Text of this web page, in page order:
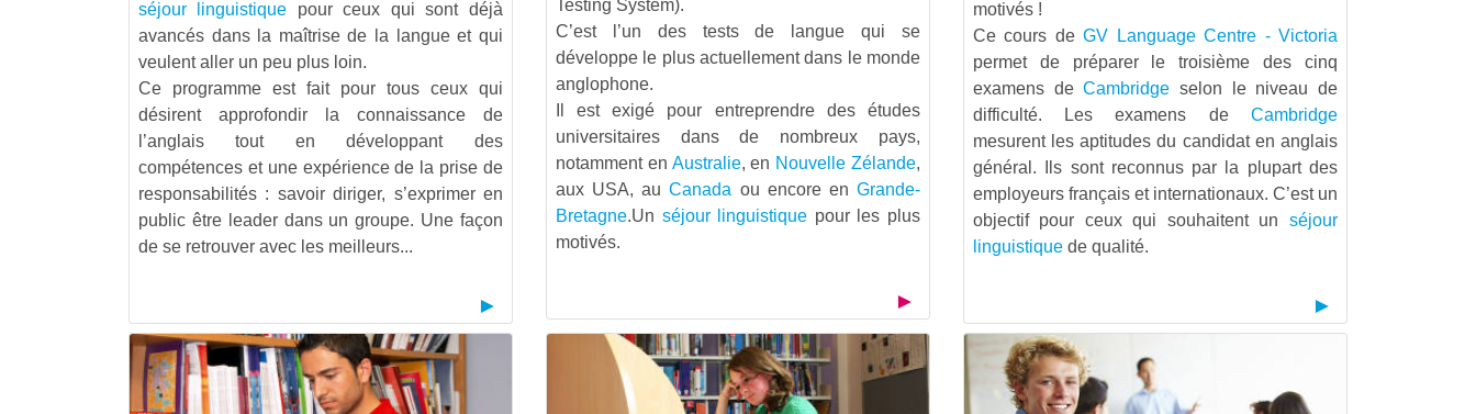
séjour linguistique pour ceux qui sont déjà
avancés dans la maîtrise de la langue et qui
veulent aller un peu plus loin.
Ce programme est fait pour tous ceux qui
désirent approfondir la connaissance de
l’anglais tout en développant des
compétences et une expérience de la prise de
responsabilités : savoir diriger, s’exprimer en
public être leader dans un groupe. Une façon
de se retrouver avec les meilleurs...
Testing System).
C’est l’un des tests de langue qui se
développe le plus actuellement dans le monde
anglophone.
Il est exigé pour entreprendre des études
universitaires dans de nombreux pays,
notamment en Australie, en Nouvelle Zélande,
aux USA, auCanada ou encore en Grande-
Bretagne.Un séjour linguistique pour les plus
motivés.
motivés !
Ce cours deGV Language Centre - Victoria
permet de préparer le troisième des cinq
examens deCambridge selon le niveau de
difficulté. Les examens de Cambridge
mesurent les aptitudes du candidat en anglais
général. Ils sont reconnus par la plupart des
employeurs français et internationaux. C’est un
objectif pour ceux qui souhaitent un séjour
linguistiquede qualité.